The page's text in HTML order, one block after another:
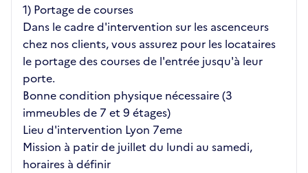
1) Portage de courses
Dans le cadre d'intervention sur les ascenceurs
chez nos clients, vous assurez pour les locataires
le portage des courses de l'entrée jusqu'à leur
porte.
Bonne condition physique nécessaire (3
immeubles de 7 et 9 étages)
Lieu d'intervention Lyon 7eme
Mission à patir de juillet du lundi au samedi,
horaires à définir